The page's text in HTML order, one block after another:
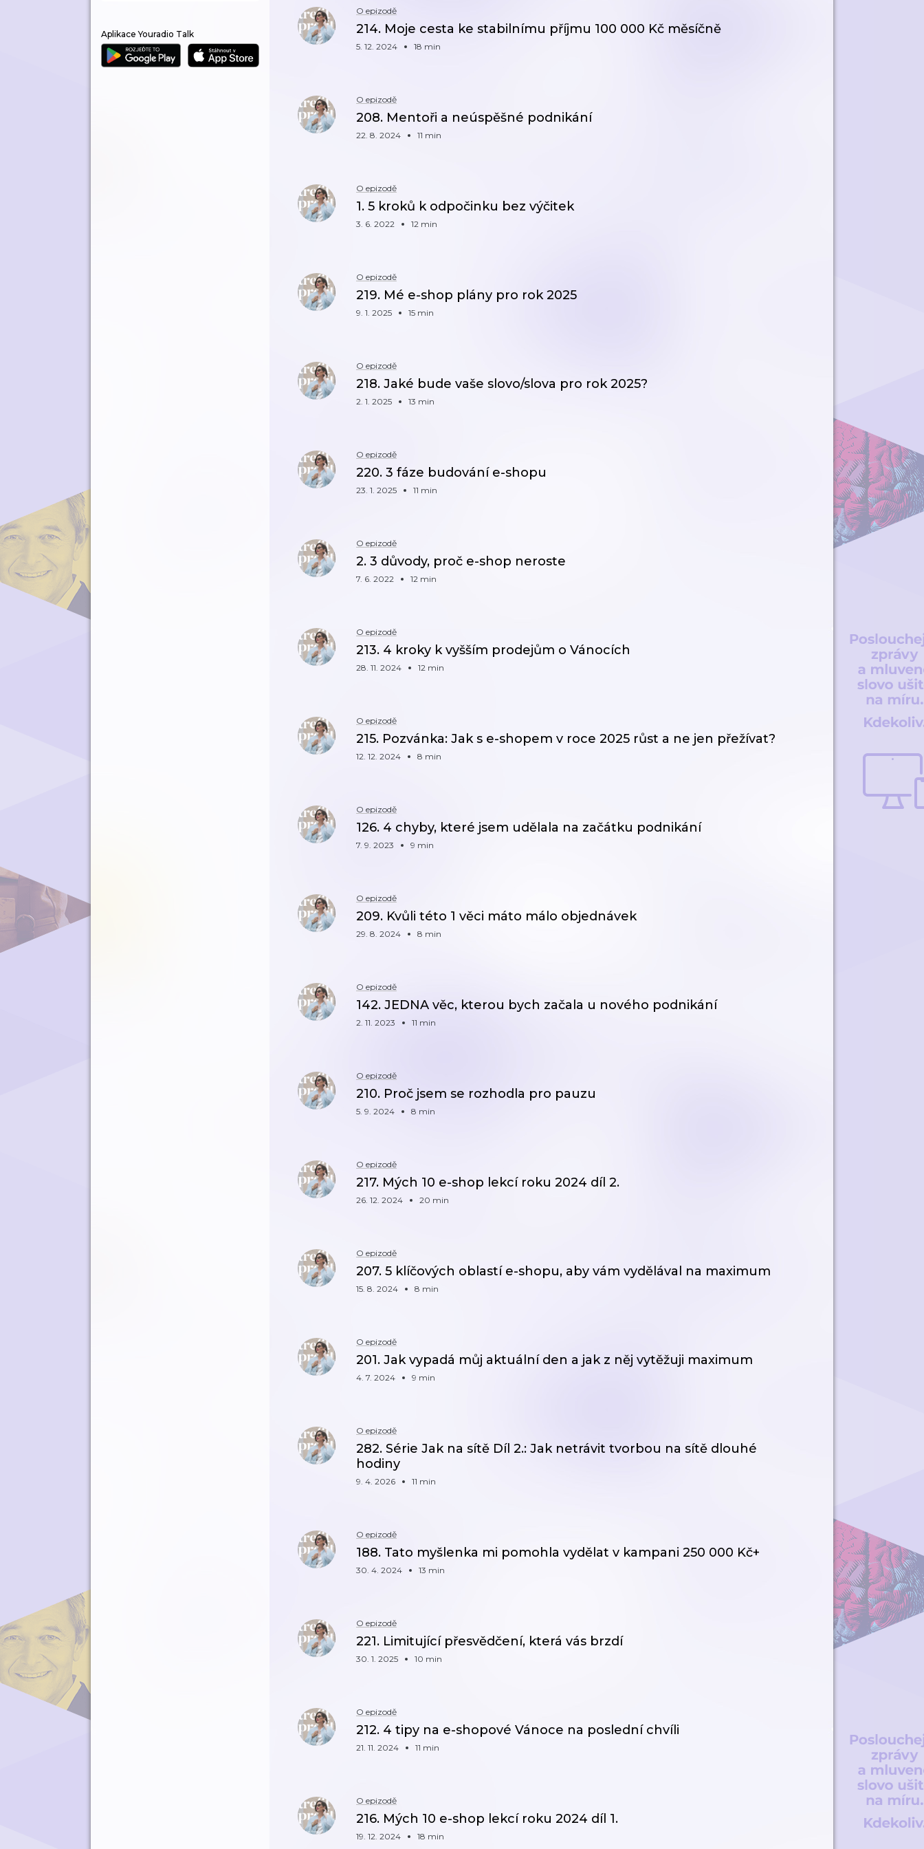
Aplikace Youradio Talk
O epizodě
214. Moje cesta ke stabilnímu příjmu 100 000 Kč měsíčně
5. 12. 2024 18 min
O epizodě
208. Mentoři a neúspěšné podnikání
22. 8. 2024 11 min
O epizodě
1. 5 kroků k odpočinku bez výčitek
3. 6. 2022 12 min
O epizodě
219. Mé e-shop plány pro rok 2025
9. 1. 2025 15 min
O epizodě
218. Jaké bude vaše slovo/slova pro rok 2025?
2. 1. 2025 13 min
O epizodě
220. 3 fáze budování e-shopu
23. 1. 2025 11 min
O epizodě
2. 3 důvody, proč e-shop neroste
7. 6. 2022 12 min
O epizodě
213. 4 kroky k vyšším prodejům o Vánocích
28. 11. 2024 12 min
O epizodě
215. Pozvánka: Jak s e-shopem v roce 2025 růst a ne jen přežívat?
12. 12. 2024 8 min
O epizodě
126. 4 chyby, které jsem udělala na začátku podnikání
7. 9. 2023 9 min
O epizodě
209. Kvůli této 1 věci máto málo objednávek
29. 8. 2024 8 min
O epizodě
142. JEDNA věc, kterou bych začala u nového podnikání
2. 11. 2023 11 min
O epizodě
210. Proč jsem se rozhodla pro pauzu
5. 9. 2024 8 min
O epizodě
217. Mých 10 e-shop lekcí roku 2024 díl 2.
26. 12. 2024 20 min
O epizodě
207. 5 klíčových oblastí e-shopu, aby vám vydělával na maximum
15. 8. 2024 8 min
O epizodě
201. Jak vypadá můj aktuální den a jak z něj vytěžuji maximum
4. 7. 2024 9 min
O epizodě
282. Série Jak na sítě Díl 2.: Jak netrávit tvorbou na sítě dlouhé
hodiny
9. 4. 2026 11 min
O epizodě
188. Tato myšlenka mi pomohla vydělat v kampani 250 000 Kč+
30. 4. 2024 13 min
O epizodě
221. Limitující přesvědčení, která vás brzdí
30. 1. 2025 10 min
O epizodě
212. 4 tipy na e-shopové Vánoce na poslední chvíli
21. 11. 2024 11 min
O epizodě
216. Mých 10 e-shop lekcí roku 2024 díl 1.
19. 12. 2024 18 min